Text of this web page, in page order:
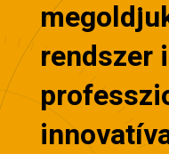
rendszer